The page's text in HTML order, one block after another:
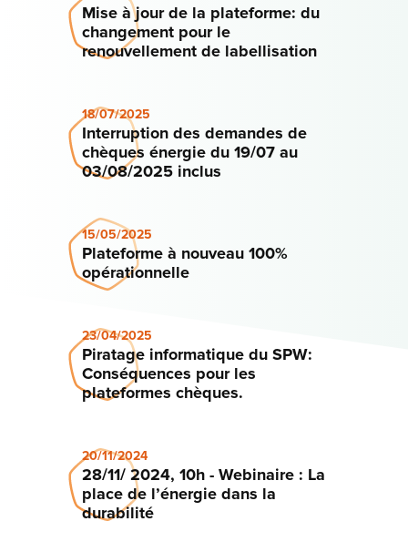
Mise à jour de la plateforme: du
changement pour le
renouvellement de labellisation
18/07/2025
Interruption des demandes de
chèques énergie du 19/07 au
03/08/2025 inclus
15/05/2025
Plateforme à nouveau 100%
opérationnelle
23/04/2025
Piratage informatique du SPW:
Conséquences pour les
plateformes chèques.
20/11/2024
28/11/ 2024, 10h - Webinaire : La
place de l’énergie dans la
durabilité